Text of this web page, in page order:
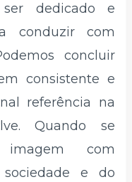
ser dedicado e
conduzir com
concluir
consistente e
referência na
Quando se
com
e do